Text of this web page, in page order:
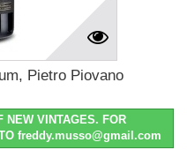
Pietro Piovano
NEW VINTAGES. FOR
freddy.musso@gmail.com